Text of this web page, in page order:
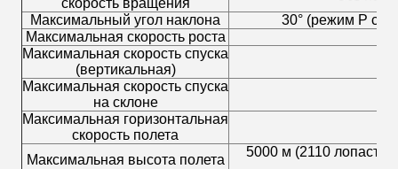
скорость вращения
Максимальный угол наклона
30° (режим P с
Максимальная скорость роста
Максимальная скорость спуска
(вертикальная)
Максимальная скорость спуска
на склоне
Максимальная горизонтальная
скорость полета
Максимальная высота полета
5000 м (2110